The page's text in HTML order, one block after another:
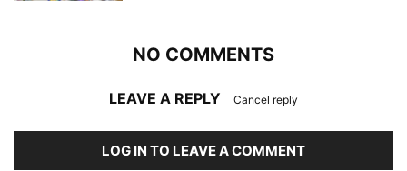
NO COMMENTS
LEAVE A REPLY Cancel reply
LOG IN TO LEAVE A COMMENT